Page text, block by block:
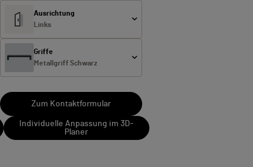
Ausrichtung
Links
Griffe
Metallgriff Schwarz
Zum Kontaktformular
Individuelle Anpassung im 3D-
Planer